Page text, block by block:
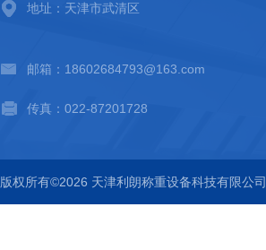
地址：天津市武清区
邮箱：18602684793@163.com
传真：022-87201728
版权所有©2026 天津利朗称重设备科技有限公